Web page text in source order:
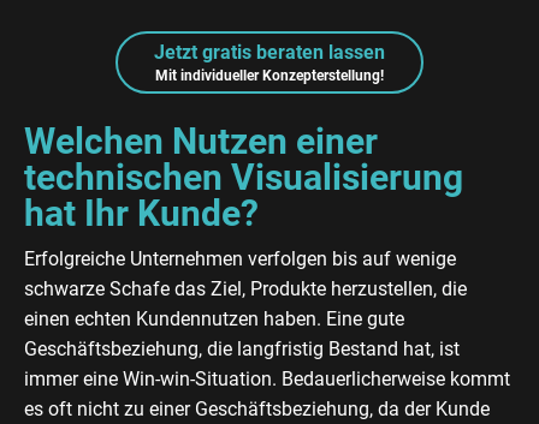
Jetzt gratis beraten lassen
Mit individueller Konzepterstellung!
Welchen Nutzen einer
technischen Visualisierung
hat Ihr Kunde?
Erfolgreiche Unternehmen verfolgen bis auf wenige
schwarze Schafe das Ziel, Produkte herzustellen, die
einen echten Kundennutzen haben. Eine gute
Geschäftsbeziehung, die langfristig Bestand hat, ist
immer eine Win-win-Situation. Bedauerlicherweise kommt
es oft nicht zu einer Geschäftsbeziehung, da der Kunde